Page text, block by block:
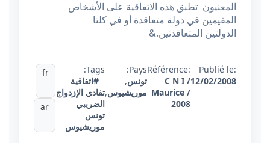
المعنيون تطبق هذه الاتفاقية على الأشخاص
المقيمين في دولة متعاقدة أو في كلتا
الدولتين المتعاقدتين.&
Publié le:
12/02/2008
Référence:
C N I /
Maurice /
2008
Pays:
تونس,
موريشيوس,
Tags:
#اتفاقية
تفادي الإزدواج
الضريبي
تونس
موريشيوس
fr
ar